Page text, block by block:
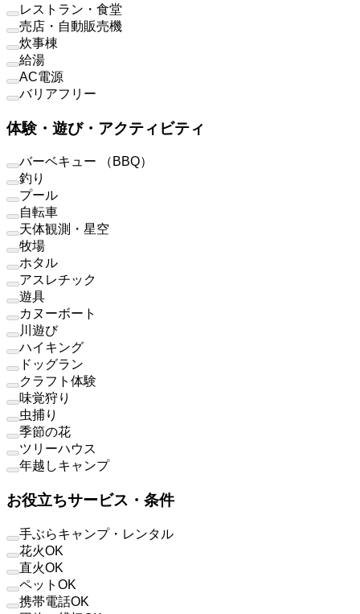
レストラン・食堂
売店・自動販売機
炊事棟
給湯
AC電源
バリアフリー
体験・遊び・アクティビティ
バーベキュー （BBQ）
釣り
プール
自転車
天体観測・星空
牧場
ホタル
アスレチック
遊具
カヌーボート
川遊び
ハイキング
ドッグラン
クラフト体験
味覚狩り
虫捕り
季節の花
ツリーハウス
年越しキャンプ
お役立ちサービス・条件
手ぶらキャンプ・レンタル
花火OK
直火OK
ペットOK
携帯電話OK